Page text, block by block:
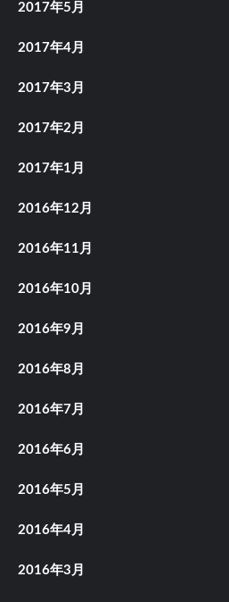
2017年5月
2017年4月
2017年3月
2017年2月
2017年1月
2016年12月
2016年11月
2016年10月
2016年9月
2016年8月
2016年7月
2016年6月
2016年5月
2016年4月
2016年3月